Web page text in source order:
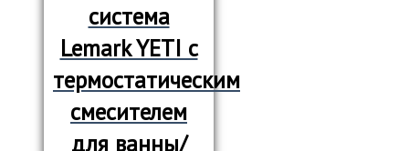
система
Lemark YETI c
термостатическим
смесителем
для ванны/